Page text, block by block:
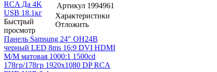
Быстрый
просмотр
Артикул 1994961
Характеристики
Отложить
Панель Samsung 24" OH24B
черный LED 8ms 16:9 DVI HDMI
M/M матовая 1000:1 1500cd
178гр/178гр 1920x1080 DP RCA